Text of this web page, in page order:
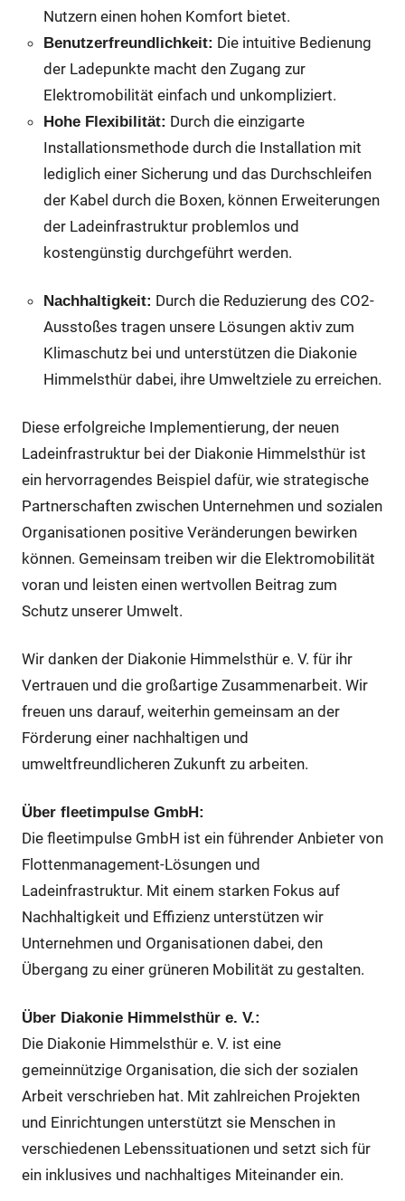
Nutzern einen hohen Komfort bietet.
Benutzerfreundlichkeit: Die intuitive Bedienung
der Ladepunkte macht den Zugang zur
Elektromobilität einfach und unkompliziert.
Hohe Flexibilität: Durch die einzigarte
Installationsmethode durch die Installation mit
lediglich einer Sicherung und das Durchschleifen
der Kabel durch die Boxen, können Erweiterungen
der Ladeinfrastruktur problemlos und
kostengünstig durchgeführt werden.
Nachhaltigkeit: Durch die Reduzierung des CO2-
Ausstoßes tragen unsere Lösungen aktiv zum
Klimaschutz bei und unterstützen die Diakonie
Himmelsthür dabei, ihre Umweltziele zu erreichen.
Diese erfolgreiche Implementierung, der neuen
Ladeinfrastruktur bei der Diakonie Himmelsthür ist
ein hervorragendes Beispiel dafür, wie strategische
Partnerschaften zwischen Unternehmen und sozialen
Organisationen positive Veränderungen bewirken
können. Gemeinsam treiben wir die Elektromobilität
voran und leisten einen wertvollen Beitrag zum
Schutz unserer Umwelt.
Wir danken der Diakonie Himmelsthür e. V. für ihr
Vertrauen und die großartige Zusammenarbeit. Wir
freuen uns darauf, weiterhin gemeinsam an der
Förderung einer nachhaltigen und
umweltfreundlicheren Zukunft zu arbeiten.
Über fleetimpulse GmbH:
Die fleetimpulse GmbH ist ein führender Anbieter von
Flottenmanagement-Lösungen und
Ladeinfrastruktur. Mit einem starken Fokus auf
Nachhaltigkeit und Effizienz unterstützen wir
Unternehmen und Organisationen dabei, den
Übergang zu einer grüneren Mobilität zu gestalten.
Über Diakonie Himmelsthür e. V.:
Die Diakonie Himmelsthür e. V. ist eine
gemeinnützige Organisation, die sich der sozialen
Arbeit verschrieben hat. Mit zahlreichen Projekten
und Einrichtungen unterstützt sie Menschen in
verschiedenen Lebenssituationen und setzt sich für
ein inklusives und nachhaltiges Miteinander ein.